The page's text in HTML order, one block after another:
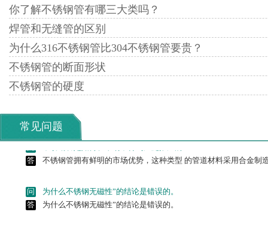
你了解不锈钢管有哪三大类吗？
焊管和无缝管的区别
为什么316不锈钢管比304不锈钢管要贵？
不锈钢管的断面形状
不锈钢管的硬度
常见问题
问
304不锈钢与321不锈钢有什么区别？
答
在购买不锈钢时候，商家会提供一连串的 代号，如304、321、
材行业的用户听到这些数字.....
问
为什么304不锈钢板价格的差异这么大呢？
答
放眼目前不锈钢管市场前景，一片大好， 正是因为有好的市场前
多。但是近日我公司市场价.....
问
不锈钢管是如何在市场中得到广泛推广的？
答
不锈钢管拥有鲜明的市场优势，这种类型 的管道材料采用合金制
问
为什么不锈钢无磁性”的结论是错误的。
问
不锈钢到底会不会生锈？